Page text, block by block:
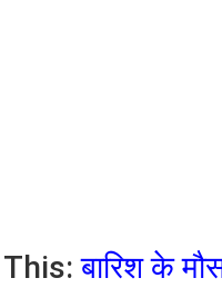
This:बारिश के